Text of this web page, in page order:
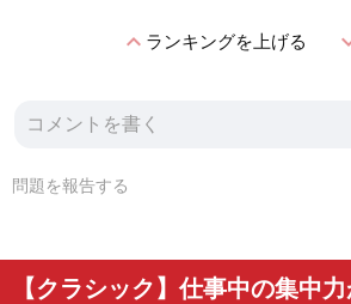
expand_lessランキングを上げる
問題を報告する
【クラシック】仕事中の集中